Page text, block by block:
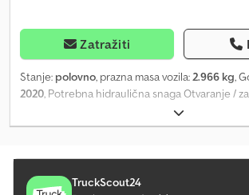
Zatražiti
Stanje: polovno, prazna masa vozila:2.966 kg,
2020, Potrebna hidraulična snaga Otvaranje /
maksimalni pritisak 350 bara, maksimalna
Cedpfxsi Im Hwo Aqpjrf Rotacija: maksimalni
TruckScout24